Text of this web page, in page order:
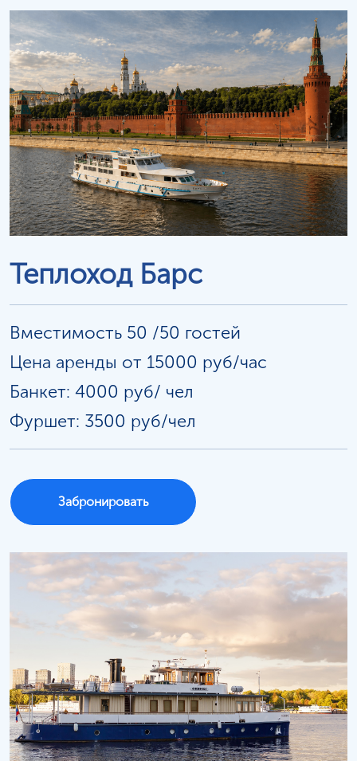
Теплоход Барс
Вместимость 50 /50 гостей
Цена аренды от 15000 руб/час
Банкет: 4000 руб/ чел
Фуршет: 3500 руб/чел
Забронировать